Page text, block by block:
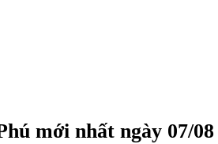
mới nhất ngày 07/08